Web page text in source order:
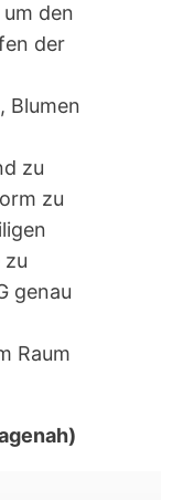
den
der
Blumen
zu
zu
zu
genau
Raum